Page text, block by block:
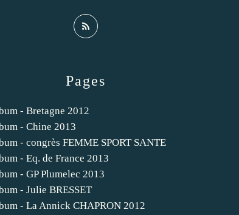
Pages
- Bretagne 2012
- Chine 2013
- congrès FEMME SPORT SANTE
- Eq. de France 2013
- GP Plumelec 2013
- Julie BRESSET
- La Annick CHAPRON 2012